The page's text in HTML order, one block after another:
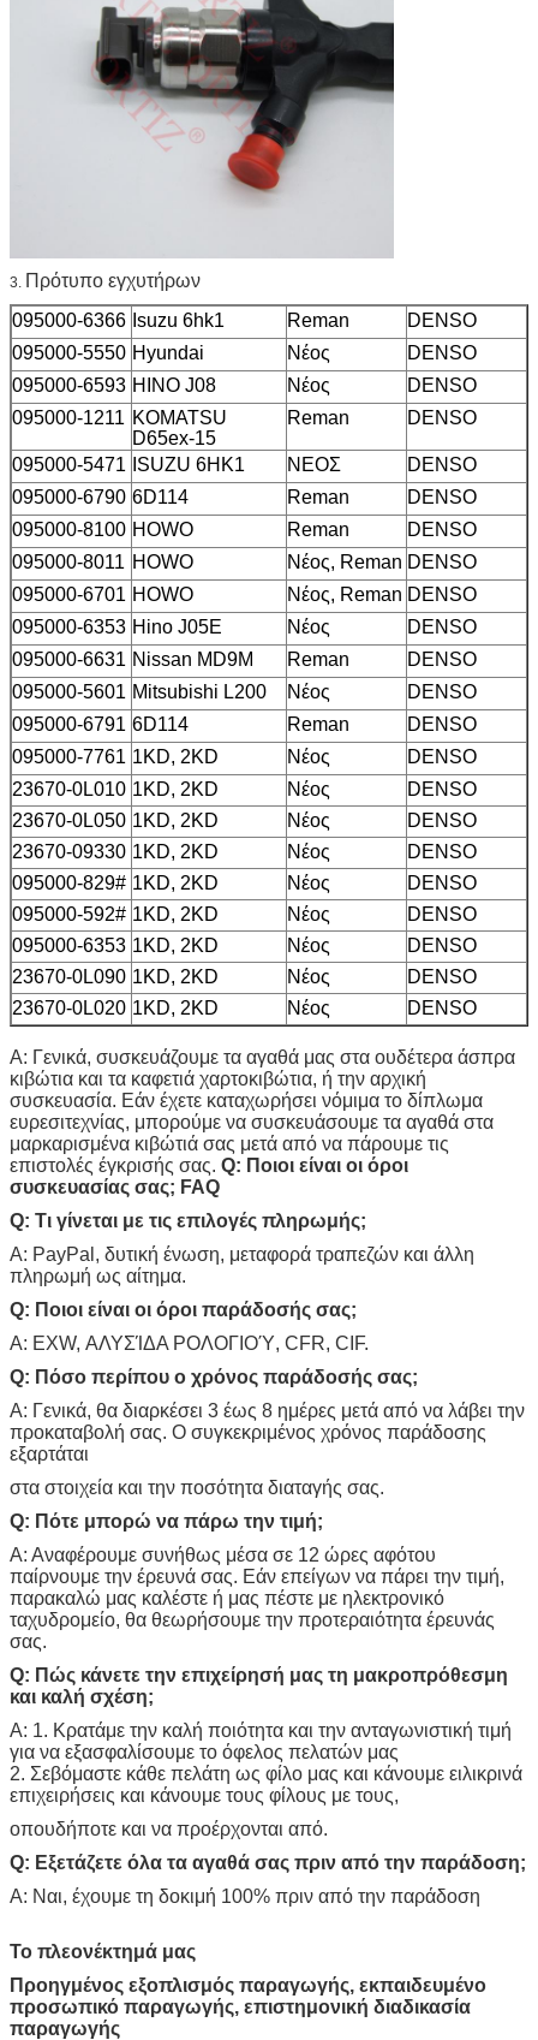
3. Πρότυπο εγχυτήρων
095000-6366 Isuzu 6hk1 Reman
DENSO
095000-5550 Hyundai Νέος
DENSO
095000-6593 HINO J08 Νέος
DENSO
095000-1211 KOMATSU
D65ex-15
Reman DENSO
095000-5471 ISUZU 6HK1 ΝΕΟΣ
DENSO
095000-6790 6D114 Reman
DENSO
095000-8100 HOWO Reman
DENSO
095000-8011 HOWO Νέος, Reman DENSO
095000-6701 HOWO Νέος, Reman DENSO
095000-6353 Hino J05E Νέος
DENSO
095000-6631 Nissan MD9M Reman
DENSO
095000-5601 Mitsubishi L200 Νέος
DENSO
095000-6791 6D114 Reman
DENSO
095000-7761 1KD, 2KD Νέος
DENSO
23670-0L010 1KD, 2KD Νέος
DENSO
23670-0L050 1KD, 2KD Νέος
DENSO
23670-09330 1KD, 2KD Νέος
DENSO
095000-829# 1KD, 2KD Νέος
DENSO
095000-592# 1KD, 2KD Νέος
DENSO
095000-6353 1KD, 2KD Νέος
DENSO
23670-0L090 1KD, 2KD Νέος
DENSO
23670-0L020 1KD, 2KD Νέος DENSO
Α: Γενικά, συσκευάζουμε τα αγαθά μας στα ουδέτερα άσπρα
κιβώτια και τα καφετιά χαρτοκιβώτια, ή την αρχική
συσκευασία. Εάν έχετε καταχωρήσει νόμιμα το δίπλωμα
ευρεσιτεχνίας, μπορούμε να συσκευάσουμε τα αγαθά στα
μαρκαρισμένα κιβώτιά σας μετά από να πάρουμε τις
επιστολές έγκρισής σας. Q: Ποιοι είναι οι όροι
συσκευασίας σας; FAQ
Q: Τι γίνεται με τις επιλογές πληρωμής;
Α: PayPal, δυτική ένωση, μεταφορά τραπεζών και άλλη
πληρωμή ως αίτημα.
Q: Ποιοι είναι οι όροι παράδοσής σας;
Α: EXW, ΑΛΥΣΊΔΑ ΡΟΛΟΓΙΟΎ, CFR, CIF.
Q: Πόσο περίπου ο χρόνος παράδοσής σας;
Α: Γενικά, θα διαρκέσει 3 έως 8 ημέρες μετά από να λάβει την
προκαταβολή σας. Ο συγκεκριμένος χρόνος παράδοσης
εξαρτάται
στα στοιχεία και την ποσότητα διαταγής σας.
Q: Πότε μπορώ να πάρω την τιμή;
Α: Αναφέρουμε συνήθως μέσα σε 12 ώρες αφότου
παίρνουμε την έρευνά σας. Εάν επείγων να πάρει την τιμή,
παρακαλώ μας καλέστε ή μας πέστε με ηλεκτρονικό
ταχυδρομείο, θα θεωρήσουμε την προτεραιότητα έρευνάς
σας.
Q: Πώς κάνετε την επιχείρησή μας τη μακροπρόθεσμη
και καλή σχέση;
Α: 1. Κρατάμε την καλή ποιότητα και την ανταγωνιστική τιμή
για να εξασφαλίσουμε το όφελος πελατών μας
2. Σεβόμαστε κάθε πελάτη ως φίλο μας και κάνουμε ειλικρινά
επιχειρήσεις και κάνουμε τους φίλους με τους,
οπουδήποτε και να προέρχονται από.
Q: Εξετάζετε όλα τα αγαθά σας πριν από την παράδοση;
Α: Ναι, έχουμε τη δοκιμή 100% πριν από την παράδοση
Το πλεονέκτημά μας
Προηγμένος εξοπλισμός παραγωγής, εκπαιδευμένο
προσωπικό παραγωγής, επιστημονική διαδικασία
παραγωγής